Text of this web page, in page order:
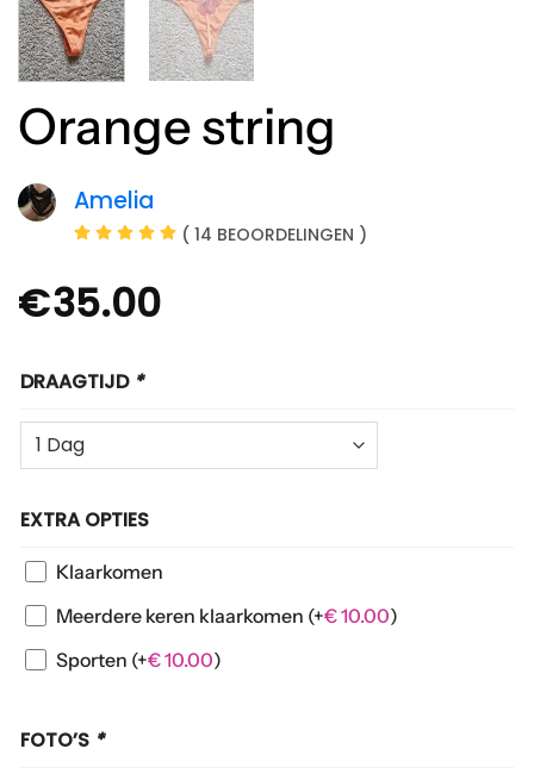
Orange string
Amelia
( 14 BEOORDELINGEN )
€35.00
DRAAGTIJD *
EXTRA OPTIES
Klaarkomen
Meerdere keren klaarkomen (+€10.00)
Sporten (+€10.00)
FOTO’S *